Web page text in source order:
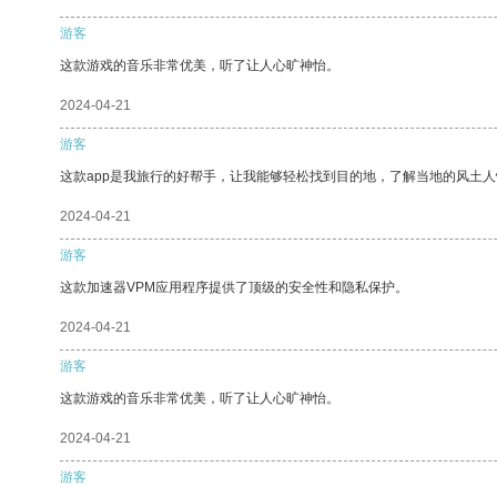
游客
这款游戏的音乐非常优美，听了让人心旷神怡。
2024-04-21
游客
这款app是我旅行的好帮手，让我能够轻松找到目的地，了解当地的风土
2024-04-21
游客
这款加速器VPM应用程序提供了顶级的安全性和隐私保护。
2024-04-21
游客
这款游戏的音乐非常优美，听了让人心旷神怡。
2024-04-21
游客